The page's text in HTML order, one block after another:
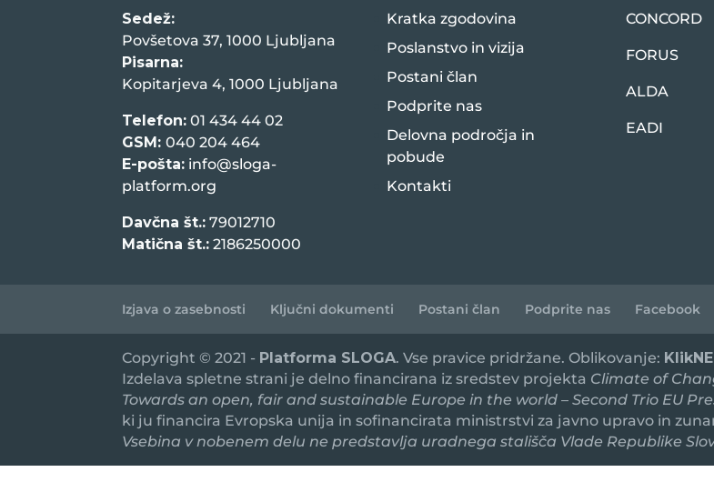
Sedež:
Povšetova 37, 1000 Ljubljana
Pisarna:
Kopitarjeva 4, 1000 Ljubljana
Telefon: 01 434 44 02
GSM:040 204 464
E-pošta: info@sloga-
platform.org
Davčna št.: 79012710
Matična št.: 2186250000
Kratka zgodovina
Poslanstvo in vizija
Postani član
Podprite nas
Delovna področja in
pobude
Kontakti
CONCORD
FORUS
ALDA
EADI
Izjava o zasebnosti Ključni dokumenti Postani član Podprite nas Facebook
Copyright © 2021 - Platforma SLOGA. Vse pravice pridržane. Oblikovanje:
Izdelava spletne strani je delno financirana iz sredstev projekta Climate of
Towards an open, fair and sustainable Europe in the world – Second Trio EU
ki ju financira Evropska unija in sofinancirata ministrstvi za javno upravo in
Vsebina v nobenem delu ne predstavlja uradnega stališča Vlade Republike